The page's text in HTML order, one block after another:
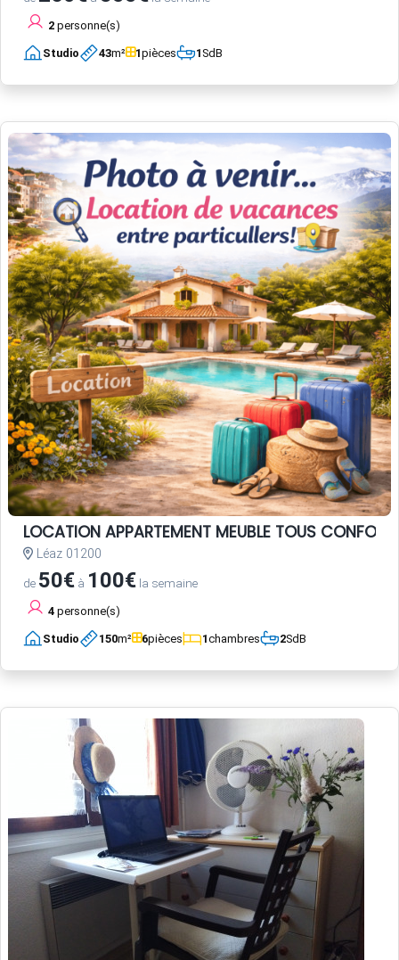
2 personne(s)
Studio 43m² 1pièces 1SdB
LOCATION APPARTEMENT MEUBLE TOUS CONFORT
Léaz 01200
de 50€ à 100€ la semaine
4 personne(s)
Studio 150m² 6pièces 1chambres 2SdB